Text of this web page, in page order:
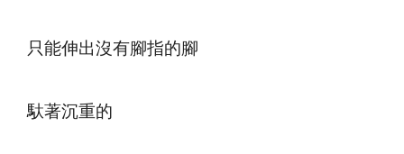
只能伸出沒有腳指的腳
馱著沉重的